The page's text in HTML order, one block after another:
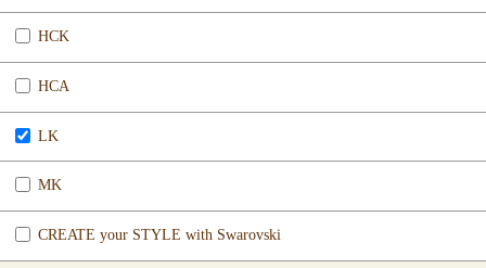
HCK
HCA
LK
MK
CREATE your STYLE with Swarovski